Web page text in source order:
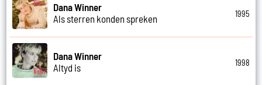
Dana Winner
Als sterren konden spreken
1995
Dana Winner
Altyd is
1998